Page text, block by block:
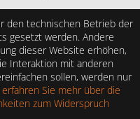
den technischen Betrieb der
gesetzt werden. Andere
dieser Website erhöhen,
Interaktion mit anderen
sollen, werden nur
erfahren Sie mehr über die
zum Widerspruch